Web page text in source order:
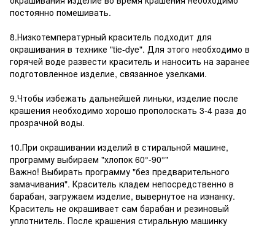
постоянно помешивать.
8.Низкотемпературный краситель подходит для
окрашивания в технике "tie-dye". Для этого необходимо в
горячей воде развести краситель и наносить на заранее
подготовленное изделие, связанное узелками.
9.Чтобы избежать дальнейшей линьки, изделие после
крашения необходимо хорошо прополоскать 3-4 раза до
прозрачной воды.
10.При окрашивании изделий в стиральной машине,
программу выбираем "хлопок 60°-90°"
Важно! Выбирать программу "без предварительного
замачивания". Краситель кладем непосредственно в
барабан, загружаем изделие, вывернутое на изнанку.
Краситель не окрашивает сам барабан и резиновый
уплотнитель. После крашения стиральную машинку